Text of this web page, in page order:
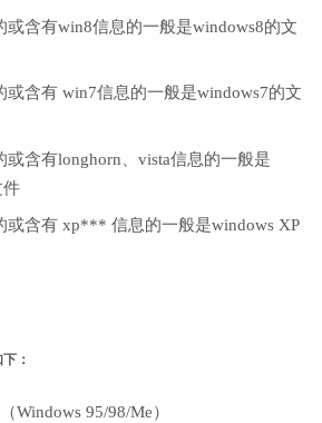
或含有win8信息的一般是windows8的文
或含有 win7信息的一般是windows7的文
或含有longhorn、vista信息的一般是
件
或含有 xp*** 信息的一般是windows XP
：
Windows 95/98/Me）